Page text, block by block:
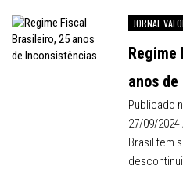
JORNAL
Regime
anos
Publicado
27/09/
Brasil tem